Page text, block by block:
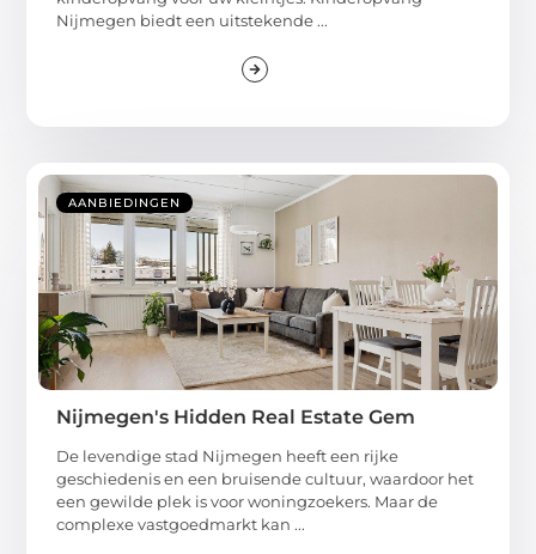
Nijmegen biedt een uitstekende ...
AANBIEDINGEN
Nijmegen's Hidden Real Estate Gem
De levendige stad Nijmegen heeft een rijke
geschiedenis en een bruisende cultuur, waardoor het
een gewilde plek is voor woningzoekers. Maar de
complexe vastgoedmarkt kan ...